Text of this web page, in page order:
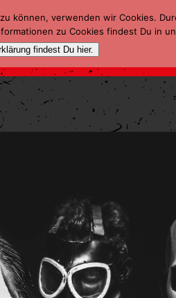
verwenden wir Cookies.
zu Cookies findest Du in
findest Du hier.